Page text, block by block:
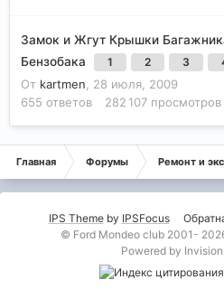
Замок и Жгут Крышки
Бензобака
1 2 3
От kartmen
28 июля, 2009
655 ответов 282 107 просмотров
Главная Форумы Ремонт и
IPS Themeby IPSFocus
© Ford Mondeo club 2001-
Powered by